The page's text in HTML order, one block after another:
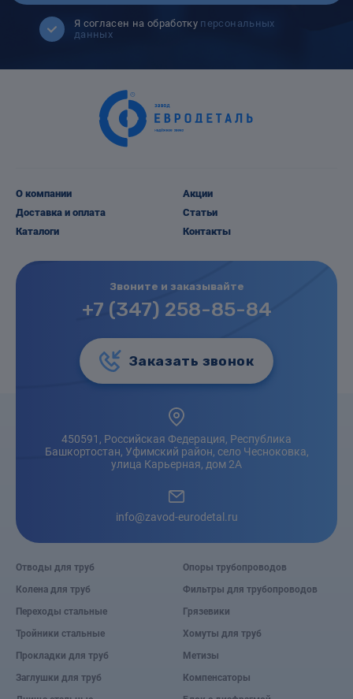
Я согласен на обработку персональных
данных
О компании
Доставка и оплата
Каталоги
Акции
Статьи
Контакты
Звоните и заказывайте
+7 (347) 258-85-84
Заказать звонок
450591, Российская Федерация, Республика
Башкортостан, Уфимский район, село Чесноковка,
улица Карьерная, дом 2А
info@zavod-eurodetal.ru
Отводы для труб
Колена для труб
Переходы стальные
Тройники стальные
Прокладки для труб
Заглушки для труб
Опоры трубопроводов
Фильтры для трубопроводов
Грязевики
Хомуты для труб
Метизы
Компенсаторы